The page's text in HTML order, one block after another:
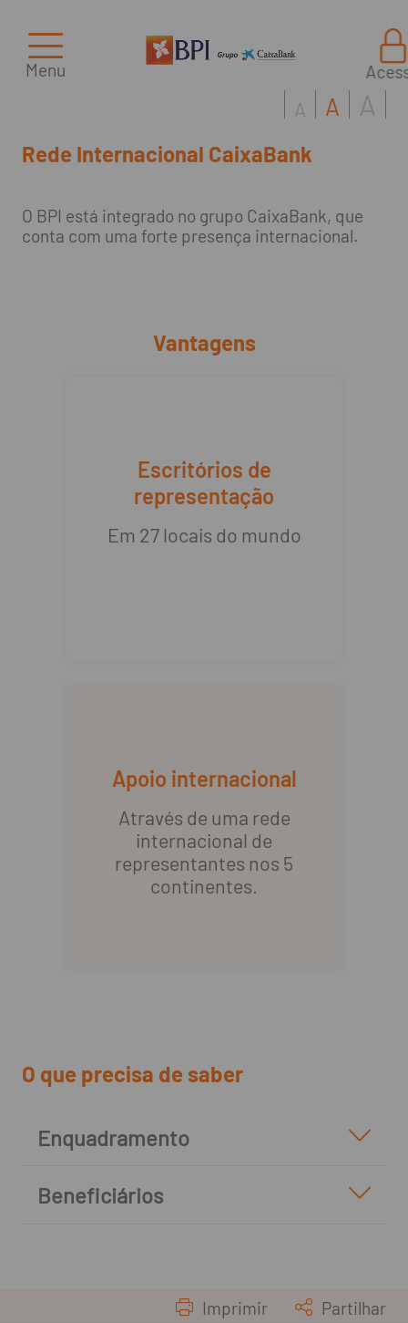
Menu
Rede Internacional CaixaBank
A A A
O BPI está integrado no grupo CaixaBank, que
conta com uma forte presença internacional.
Vantagens
Escritórios de
representação
Em 27 locais do mundo
Apoio internacional
Através de uma rede
internacional de
representantes nos 5
continentes.
O que precisa de saber
Enquadramento
Beneficiários
Imprimir Partilhar